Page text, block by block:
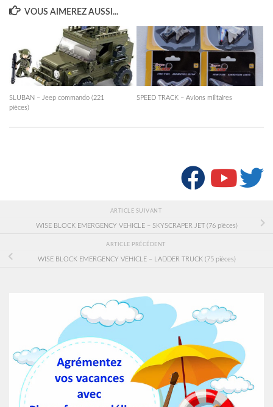
VOUS AIMEREZ AUSSI...
SLUBAN – Jeep commando (221
pièces)
SPEED TRACK – Avions militaires
ARTICLE SUIVANT
WISE BLOCK EMERGENCY VEHICLE – SKYSCRAPER JET (76 pièces)
ARTICLE PRÉCÉDENT
WISE BLOCK EMERGENCY VEHICLE – LADDER TRUCK (75 pièces)